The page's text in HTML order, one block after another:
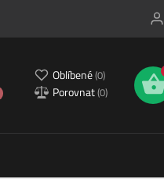
Oblíbené(0)
Porovnat(0)